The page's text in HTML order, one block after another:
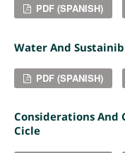
PDF (SPANISH)
Water And
PDF (SPANISH)
Considerations And
Cicle